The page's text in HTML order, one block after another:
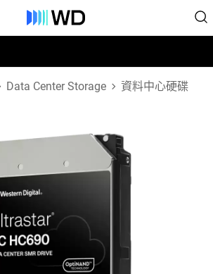
Data Center Storage 資料中心硬碟